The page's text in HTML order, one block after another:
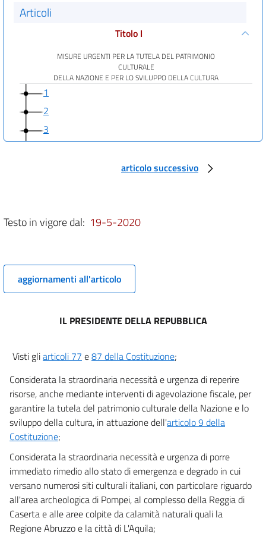
Articoli
Titolo I
MISURE URGENTI PER LA TUTELA DEL PATRIMONIO
CULTURALE
DELLA NAZIONE E PER LO SVILUPPO DELLA CULTURA
1
2
3
8
MISURE URGENTI A SUPPORTO DELL'ACCESSIBILITÀ DEL
SETTORE CULTURALE E
TURISTICO
11 bis
MISURE URGENTI PER L'AMMINISTRAZIONE DEL PATRIMONIO
CULTURALE E DEL TURISMO
12
13
13 bis
14
15
16
Titolo IV
articolo successivo
Testo in vigore dal: 19-5-2020
aggiornamenti all'articolo
IL PRESIDENTE DELLA REPUBBLICA
Visti gliarticoli 77 e87 della Costituzione;
Considerata la straordinaria necessità e urgenza di reperire
risorse, anche mediante interventi di agevolazione fiscale, per
garantire la tutela del patrimonio culturale della Nazione e lo
sviluppo della cultura, in attuazione dell'articolo 9 della
Costituzione;
Considerata la straordinaria necessità e urgenza di porre
immediato rimedio allo stato di emergenza e degrado in cui
versano numerosi siti culturali italiani, con particolare riguardo
all'area archeologica di Pompei, al complesso della Reggia di
Caserta e alle aree colpite da calamità naturali quali la
Regione Abruzzo e la città di L'Aquila;